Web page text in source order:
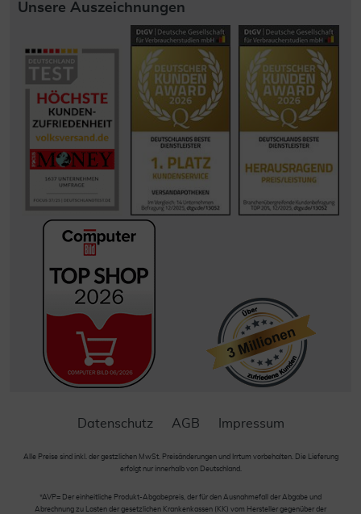
Unsere Auszeichnungen
Datenschutz AGB Impressum
Alle Preise sind inkl. der gestzlichen MwSt. Preisänderungen und Irrtum vorbehalten. Die Lieferung
erfolgt nur innerhalb von Deutschland.
*AVP= Der einheitliche Produkt-Abgabepreis, der für den Ausnahmefall der Abgabe und
Abrechnung zu Lasten der gesetzlichen Krankenkassen (KK) vom Hersteller gegenüber der